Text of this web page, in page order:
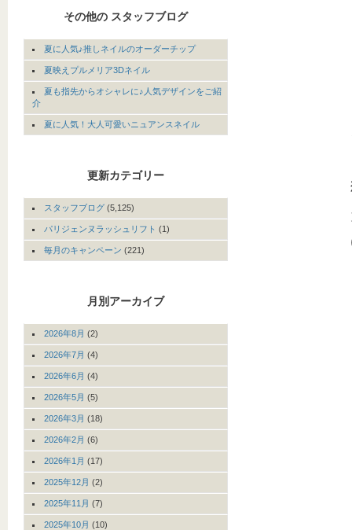
その他の スタッフブログ
夏に人気♪推しネイルのオーダーチップ
夏映えプルメリア3Dネイル
夏も指先からオシャレに♪人気デザインをご紹
介
夏に人気！大人可愛いニュアンスネイル
更新カテゴリー
スタッフブログ (5,125)
パリジェンヌラッシュリフト (1)
毎月のキャンペーン (221)
月別アーカイブ
2026年8月 (2)
2026年7月 (4)
2026年6月 (4)
2026年5月 (5)
2026年3月 (18)
2026年2月 (6)
2026年1月 (17)
2025年12月 (2)
2025年11月 (7)
2025年10月 (10)